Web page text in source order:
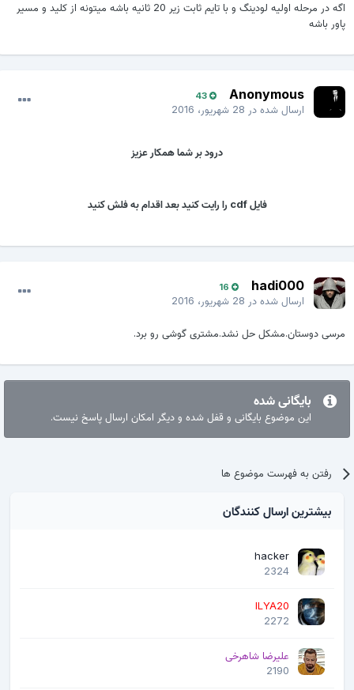
اگه در مرحله اولیه لودینگ و با تایم ثابت زیر 20 ثانیه باشه میتونه از کلید و مسیر
پاور باشه
Anonymous
43
ارسال شده در28 شهریور، 2016
درود بر شما همکار عزیز
فایل cdf را رایت کنید بعد اقدام به فلش کنید
hadi000
16
ارسال شده در28 شهریور، 2016
مرسی دوستان.مشکل حل نشد.مشتری گوشی رو برد.
بایگانی شده
این موضوع بایگانی و قفل شده و دیگر امکان ارسال پاسخ نیست.
رفتن به فهرست موضوع ها
بیشترین ارسال کنندگان
hacker
2324
ILYA20
2272
علیرضا شاهرخی
2190